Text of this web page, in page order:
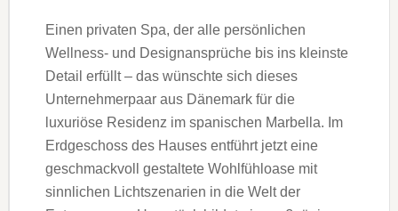
Einen privaten Spa, der alle persönlichen
Wellness- und Designansprüche bis ins kleinste
Detail erfüllt – das wünschte sich dieses
Unternehmerpaar aus Dänemark für die
luxuriöse Residenz im spanischen Marbella. Im
Erdgeschoss des Hauses entführt jetzt eine
geschmackvoll gestaltete Wohlfühloase mit
sinnlichen Lichtszenarien in die Welt der